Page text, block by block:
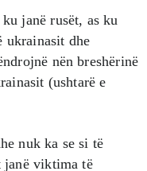
janë rusët, as ku
ukrainasit dhe
nën breshërinë
(ushtarë e
nuk ka se si të
janë viktima të